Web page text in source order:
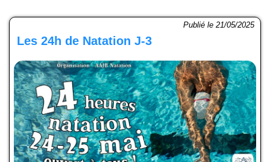
Inscriptions
Activités
Compétitions-Résultats
Officiels
Presse
Partenaires
Les 24h de Natation J-3
Publié le 21/05/2025